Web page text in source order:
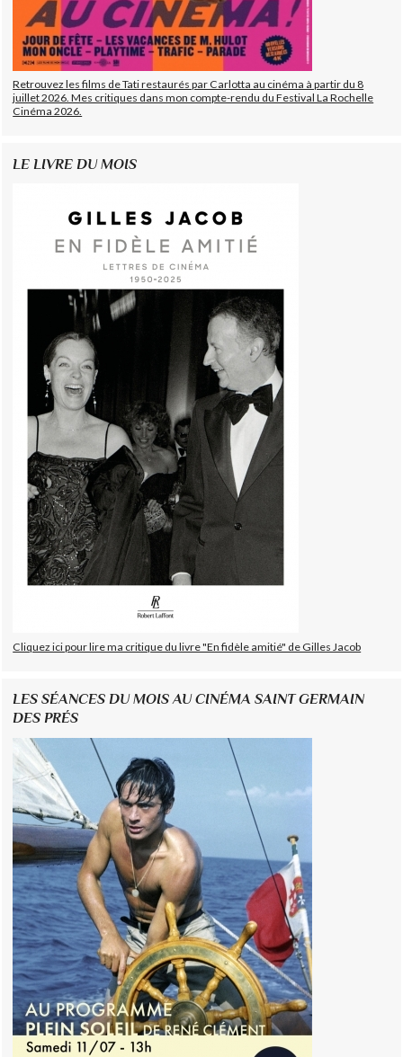
Retrouvez les films de Tati restaurés par Carlotta au cinéma à partir du 8
juillet 2026. Mes critiques dans mon compte-rendu du Festival La Rochelle
Cinéma 2026.
LE LIVRE DU MOIS
Cliquez ici pour lire ma critique du livre "En fidèle amitié" de Gilles Jacob
LES SÉANCES DU MOIS AU CINÉMA SAINT GERMAIN
DES PRÉS